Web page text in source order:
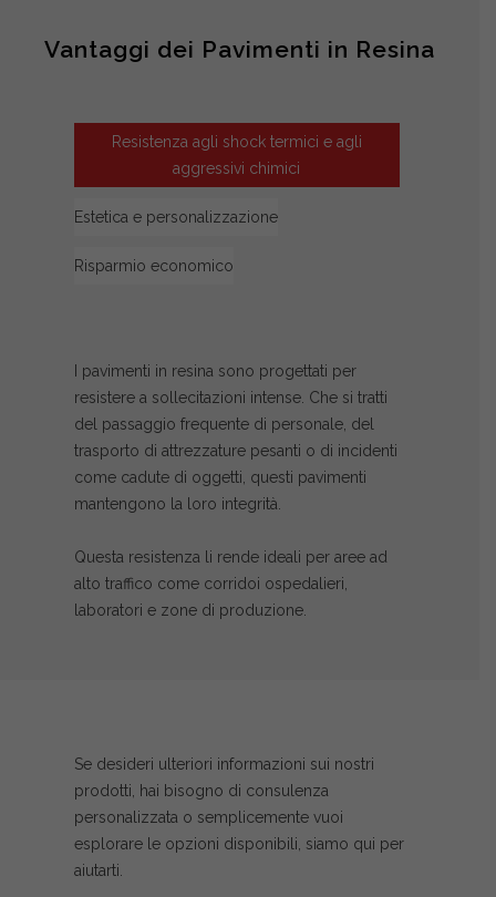
Vantaggi dei Pavimenti in Resina
Resistenza agli shock termici e agli
aggressivi chimici
Estetica e personalizzazione
Risparmio economico
I pavimenti in resina sono progettati per
resistere a sollecitazioni intense. Che si tratti
del passaggio frequente di personale, del
trasporto di attrezzature pesanti o di incidenti
come cadute di oggetti, questi pavimenti
mantengono la loro integrità.
Questa resistenza li rende ideali per aree ad
alto traffico come corridoi ospedalieri,
laboratori e zone di produzione.
Se desideri ulteriori informazioni sui nostri
prodotti, hai bisogno di consulenza
personalizzata o semplicemente vuoi
esplorare le opzioni disponibili, siamo qui per
aiutarti.